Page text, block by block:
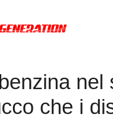
nel
che i